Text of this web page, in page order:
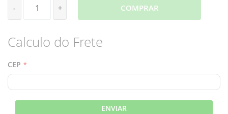
- + COMPRAR
Calculo do Frete
CEP
ENVIAR